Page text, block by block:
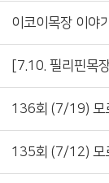
이코이목장 이야
[7.10. 필리핀목
136회 (7/19) 모
135회 (7/12) 모